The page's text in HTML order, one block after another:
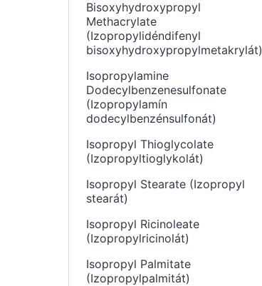
Bisoxyhydroxypropyl
Methacrylate
(Izopropylidéndifenyl
bisoxyhydroxypropylmetakrylát)
Isopropylamine
Dodecylbenzenesulfonate
(Izopropylamín
dodecylbenzénsulfonát)
Isopropyl Thioglycolate
(Izopropyltioglykolát)
Isopropyl Stearate (Izopropyl
stearát)
Isopropyl Ricinoleate
(Izopropylricinolát)
Isopropyl Palmitate
(Izopropylpalmitát)